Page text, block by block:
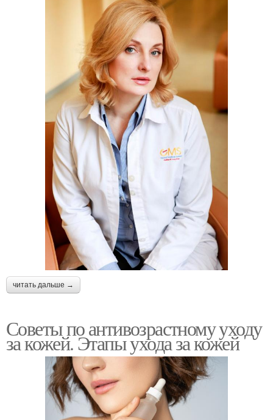
читать дальше →
Советы по антивозрастному уходу
за кожей. Этапы ухода за кожей